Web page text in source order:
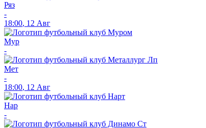
Ряз
-
18:00, 12 Авг
Мур
-
Мет
-
18:00, 12 Авг
Нар
-